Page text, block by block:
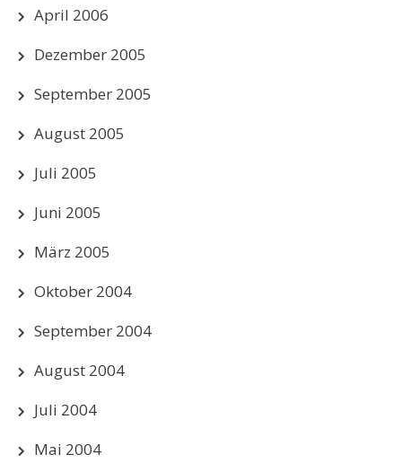
April 2006
Dezember 2005
September 2005
August 2005
Juli 2005
Juni 2005
März 2005
Oktober 2004
September 2004
August 2004
Juli 2004
Mai 2004